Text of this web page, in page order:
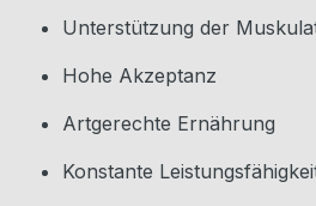
Unterstützung der
Hohe Akzeptanz
Artgerechte Ernährung
Konstante